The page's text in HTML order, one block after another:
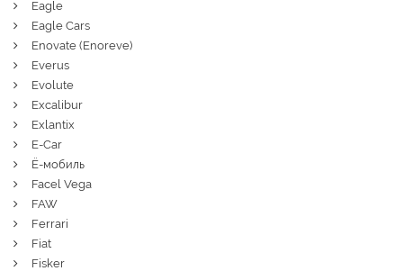
Eagle
Eagle Cars
Enovate (Enoreve)
Everus
Evolute
Excalibur
Exlantix
E-Car
Ё-мобиль
Facel Vega
FAW
Ferrari
Fiat
Fisker